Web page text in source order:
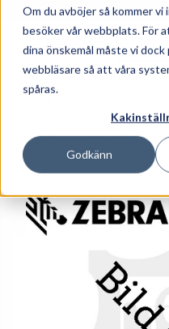
Om du avböjer så kommer
besöker vår webbplats. För
dina önskemål måste vi dock
webbläsare så att våra
spåras.
Godkänn
010-162 61 95
Startsida
Tillbehör Streckkodsläsare